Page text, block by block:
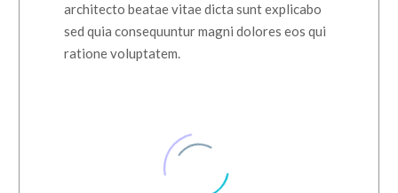
architecto beatae vitae dicta sunt explicabo
sed quia consequuntur magni dolores eos qui
ratione voluptatem.